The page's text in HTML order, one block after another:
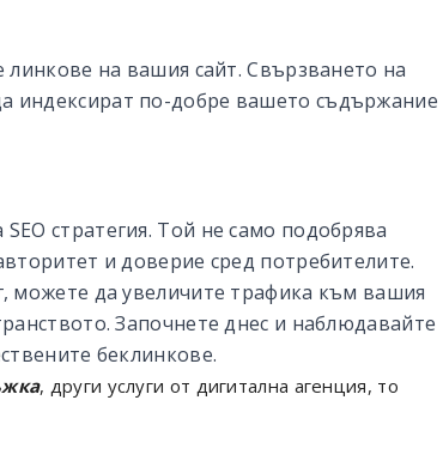
на вашия сайт. Свързването на
индексират по-добре вашето съдържание
стратегия. Той не само подобрява
и доверие сред потребителите.
можете да увеличите трафика към вашия
Започнете днес и наблюдавайте
беклинкове.
, други услуги от дигитална агенция, то